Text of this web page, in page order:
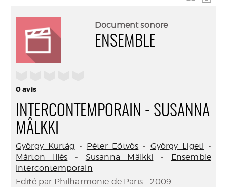
0avis
Document sonore
ENSEMBLE
INTERCONTEMPORAIN - SUSANNA
MÂLKKI
György Kurtág - Péter Eötvös - György Ligeti -
Márton Illés - Susanna Mälkki - Ensemble
intercontemporain
Edité par Philharmonie de Paris - 2009